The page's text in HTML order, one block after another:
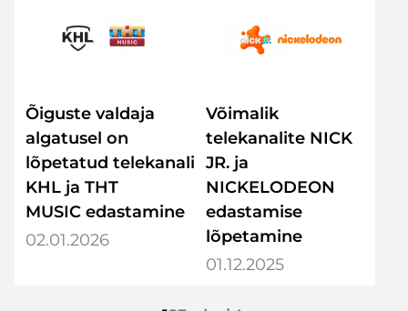
Õiguste valdaja
algatusel on
lõpetatud telekanalite
KHL ja THT
MUSIC edastamine
02.01.2026
Võimalik
telekanalite NICK
JR. ja
NICKELODEON
edastamise
lõpetamine
01.12.2025